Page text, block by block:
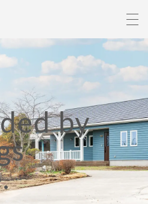
by